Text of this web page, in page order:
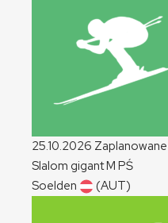
25.10.2026 Zaplanowane
Slalom gigantM PŚ
Soelden
(AUT)